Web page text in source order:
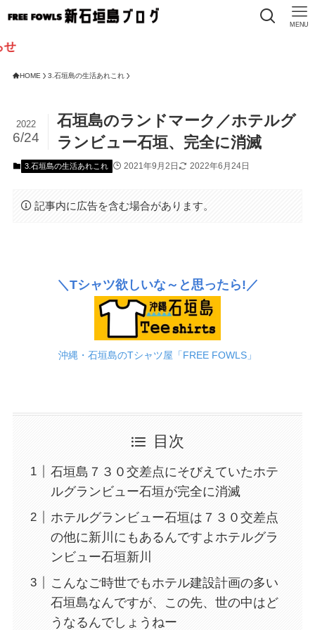
MENU
HOME 3.石垣島の生活あれこれ
石垣島のランドマーク／ホテルグ
ランビュー石垣、完全に消滅
2022
6/24
3.石垣島の生活あれこれ 2021年9月2日 2022年6月24日
記事内に広告を含む場合があります。
＼Tシャツ欲しいな～と思ったら!／
沖縄・石垣島のTシャツ屋「FREE FOWLS」
目次
石垣島７３０交差点にそびえていたホテ
ルグランビュー石垣が完全に消滅
ホテルグランビュー石垣は７３０交差点
の他に新川にもあるんですよホテルグラ
ンビュー石垣新川
こんなご時世でもホテル建設計画の多い
石垣島なんですが、この先、世の中はど
うなるんでしょうねー